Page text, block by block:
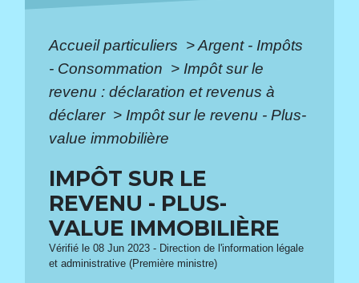
Accueil particuliers >Argent - Impôts
- Consommation > Impôt sur le
revenu : déclaration et revenus à
déclarer > Impôt sur le revenu - Plus-
value immobilière
IMPÔT SUR LE
REVENU - PLUS-
VALUE IMMOBILIÈRE
Vérifié le 08 Jun 2023 - Direction de l'information légale
et administrative (Première ministre)